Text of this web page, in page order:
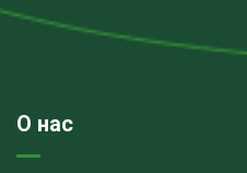
О нас